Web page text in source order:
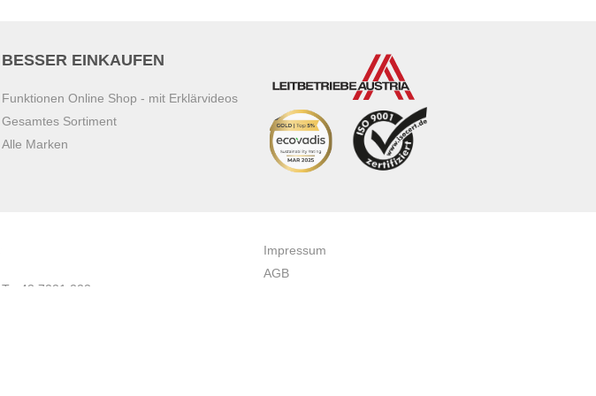
BESSER EINKAUFEN
Funktionen Online Shop - mit Erklärvideos
Gesamtes Sortiment
Alle Marken
T
+43 7221 223
Impressum
AGB